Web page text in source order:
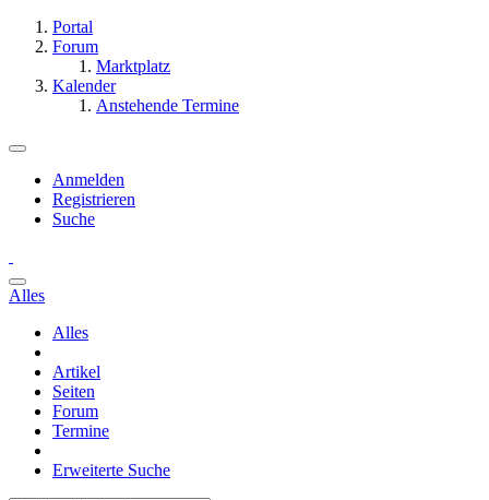
Portal
Forum
Marktplatz
Kalender
Anstehende Termine
Anmelden
Registrieren
Suche
Alles
Alles
Artikel
Seiten
Forum
Termine
Erweiterte Suche